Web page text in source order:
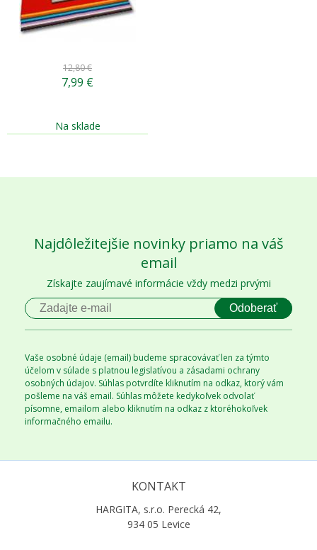
12,80 €
7,99 €
Na sklade
Najdôležitejšie novinky priamo na váš
email
Získajte zaujímavé informácie vždy medzi prvými
Odoberať
Vaše osobné údaje (email) budeme spracovávať len za týmto
účelom v súlade s platnou legislatívou a zásadami ochrany
osobných údajov. Súhlas potvrdíte kliknutím na odkaz, ktorý vám
pošleme na váš email. Súhlas môžete kedykoľvek odvolať
písomne, emailom alebo kliknutím na odkaz z ktoréhokoľvek
informačného emailu.
KONTAKT
HARGITA, s.r.o. Perecká 42,
934 05 Levice